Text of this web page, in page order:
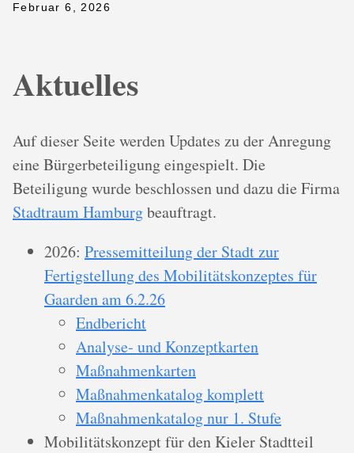
Februar 6, 2026
Aktuelles
Auf dieser Seite werden Updates zu der Anregung
eine Bürgerbeteiligung eingespielt. Die
Beteiligung wurde beschlossen und dazu die Firma
Stadtraum Hamburgbeauftragt.
2026: Pressemitteilung der Stadt zur
Fertigstellung des Mobilitätskonzeptes für
Gaarden am 6.2.26
Endbericht
Analyse- und Konzeptkarten
Maßnahmenkarten
Maßnahmenkatalog komplett
Maßnahmenkatalog nur 1. Stufe
Mobilitätskonzept für den Kieler Stadtteil